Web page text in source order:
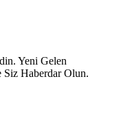
Yeni Gelen
Haberdar Olun.